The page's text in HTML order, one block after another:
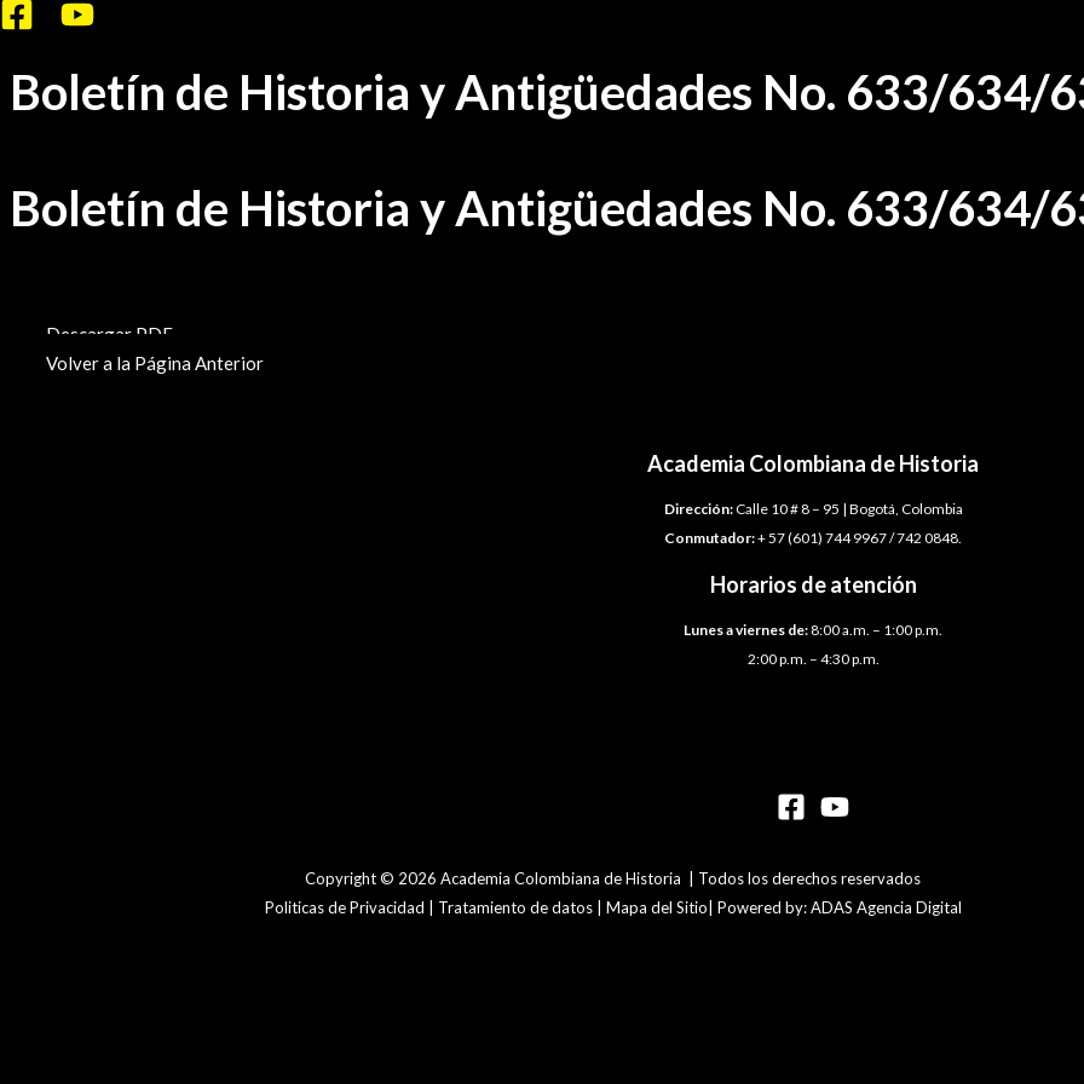
Ir
contenido
Boletín de Historia y Antigüedades No. 633/634/
Boletín de Historia y Antigüedades No. 633/634/
Descargar PDF
Volver a la Página Anterior
Academia Colombiana de Historia
Dirección:Calle 10 # 8 – 95 | Bogotá, Colombia
Conmutador:+ 57 (601) 744 9967 / 742 0848.
Horarios de atención
Lunes a viernes de:8:00 a.m. – 1:00 p.m.
2:00 p.m. – 4:30 p.m.
Copyright © 2026 Academia Colombiana de Historia | Todos los derechos reservados
Politicas de Privacidad | Tratamiento de datos | Mapa del Sitio| Powered by: ADAS Agencia Digital